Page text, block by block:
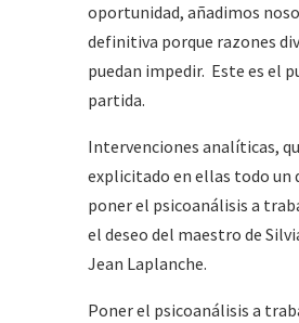
oportunidad, añadimos
definitiva porque razones
puedan impedir. Este es el
partida.
Intervenciones analíticas,
explicitado en ellas todo un
poner el psicoanálisis a
el deseo del maestro de
Jean Laplanche.
Poner el psicoanálisis a